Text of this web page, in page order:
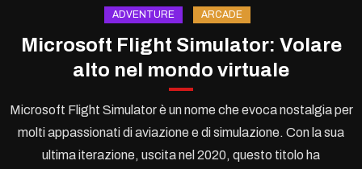
ADVENTURE ARCADE
Microsoft Flight Simulator: Volare
alto nel mondo virtuale
Microsoft Flight Simulator è un nome che evoca nostalgia per
molti appassionati di aviazione e di simulazione. Con la sua
ultima iterazione, uscita nel 2020, questo titolo ha